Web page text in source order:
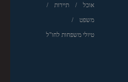
אוכל תיירות
משפט
טיולי משפחות לחו"ל